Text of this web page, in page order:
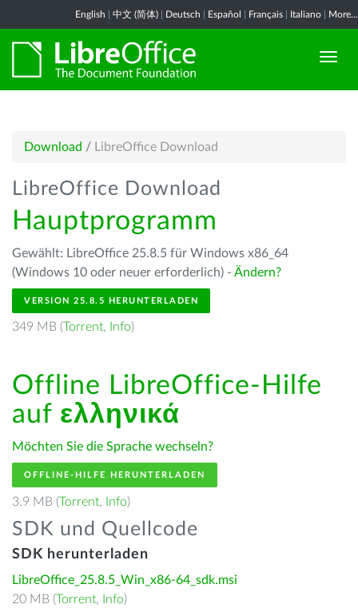
English 中文 (简体) Deutsch Español Français Italiano More...
Download / LibreOffice Download
LibreOffice Download
Hauptprogramm
Gewählt: LibreOffice 25.8.5 für Windows x86_64
(Windows 10 oder neuer erforderlich) - Ändern?
VERSION 25.8.5 HERUNTERLADEN
349 MB (Torrent, Info)
Offline LibreOffice-Hilfe
auf ελληνικά
Möchten Sie die Sprache wechseln?
OFFLINE-HILFE HERUNTERLADEN
3.9 MB (Torrent, Info)
SDK und Quellcode
SDK herunterladen
LibreOffice_25.8.5_Win_x86-64_sdk.msi
20 MB (Torrent, Info)